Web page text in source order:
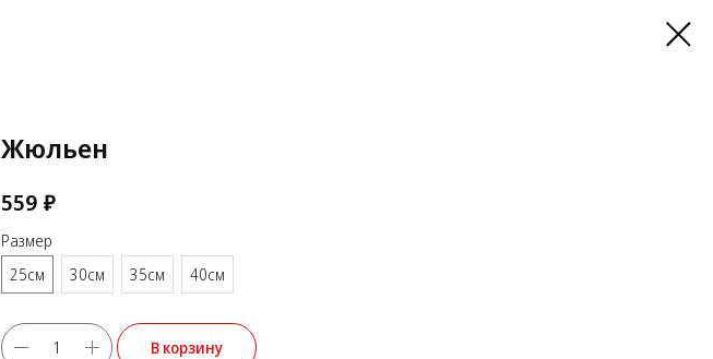
Жюльен
559 ₽
Размер
25см
30см 35см 40см
В корзину